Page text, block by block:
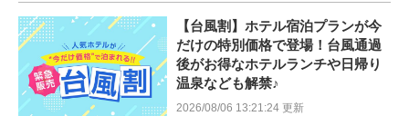
【台風割】ホテル宿泊プランが今
だけの特別価格で登場！台風通過
後がお得なホテルランチや日帰り
温泉なども解禁♪
2026/08/06 13:21:24 更新